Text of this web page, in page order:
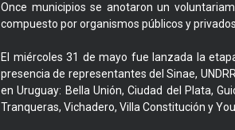
Once municipios se anotaron un
compuesto por organismos públicos y
El miércoles 31 de mayo fue lanzada la
presencia de representantes del Sinae,
en Uruguay: Bella Unión, Ciudad del Plata,
Tranqueras, Vichadero, Villa Constitución y